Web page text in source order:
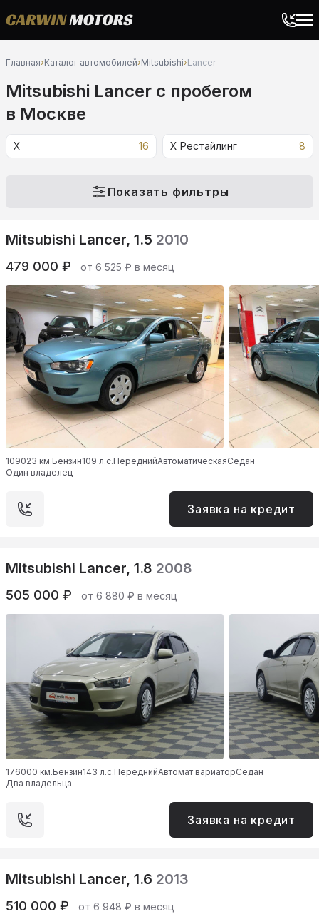
Главная›Каталог автомобилей›Mitsubishi›Lancer
Mitsubishi Lancer c пробегом
в Москве
X 16 X Рестайлинг 8
Показать фильтры
Mitsubishi Lancer, 1.5 2010
479 000 ₽ от 6 525 ₽ в месяц
109023 км.Бензин109 л.с.ПереднийАвтоматическаяСедан
Один владелец
Заявка на кредит
Mitsubishi Lancer, 1.8 2008
505 000 ₽ от 6 880 ₽ в месяц
176000 км.Бензин143 л.с.ПереднийАвтомат вариаторСедан
Два владельца
Заявка на кредит
Mitsubishi Lancer, 1.6 2013
510 000 ₽ от 6 948 ₽ в месяц